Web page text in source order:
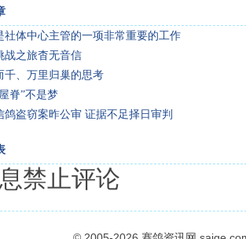
社体中心主管的一项非常重要的工作
战之旅杳无音信
千、万里归巢的思考
脊”不是梦
鸽盗窃案昨公审 证据不足择日审判
禁止评论